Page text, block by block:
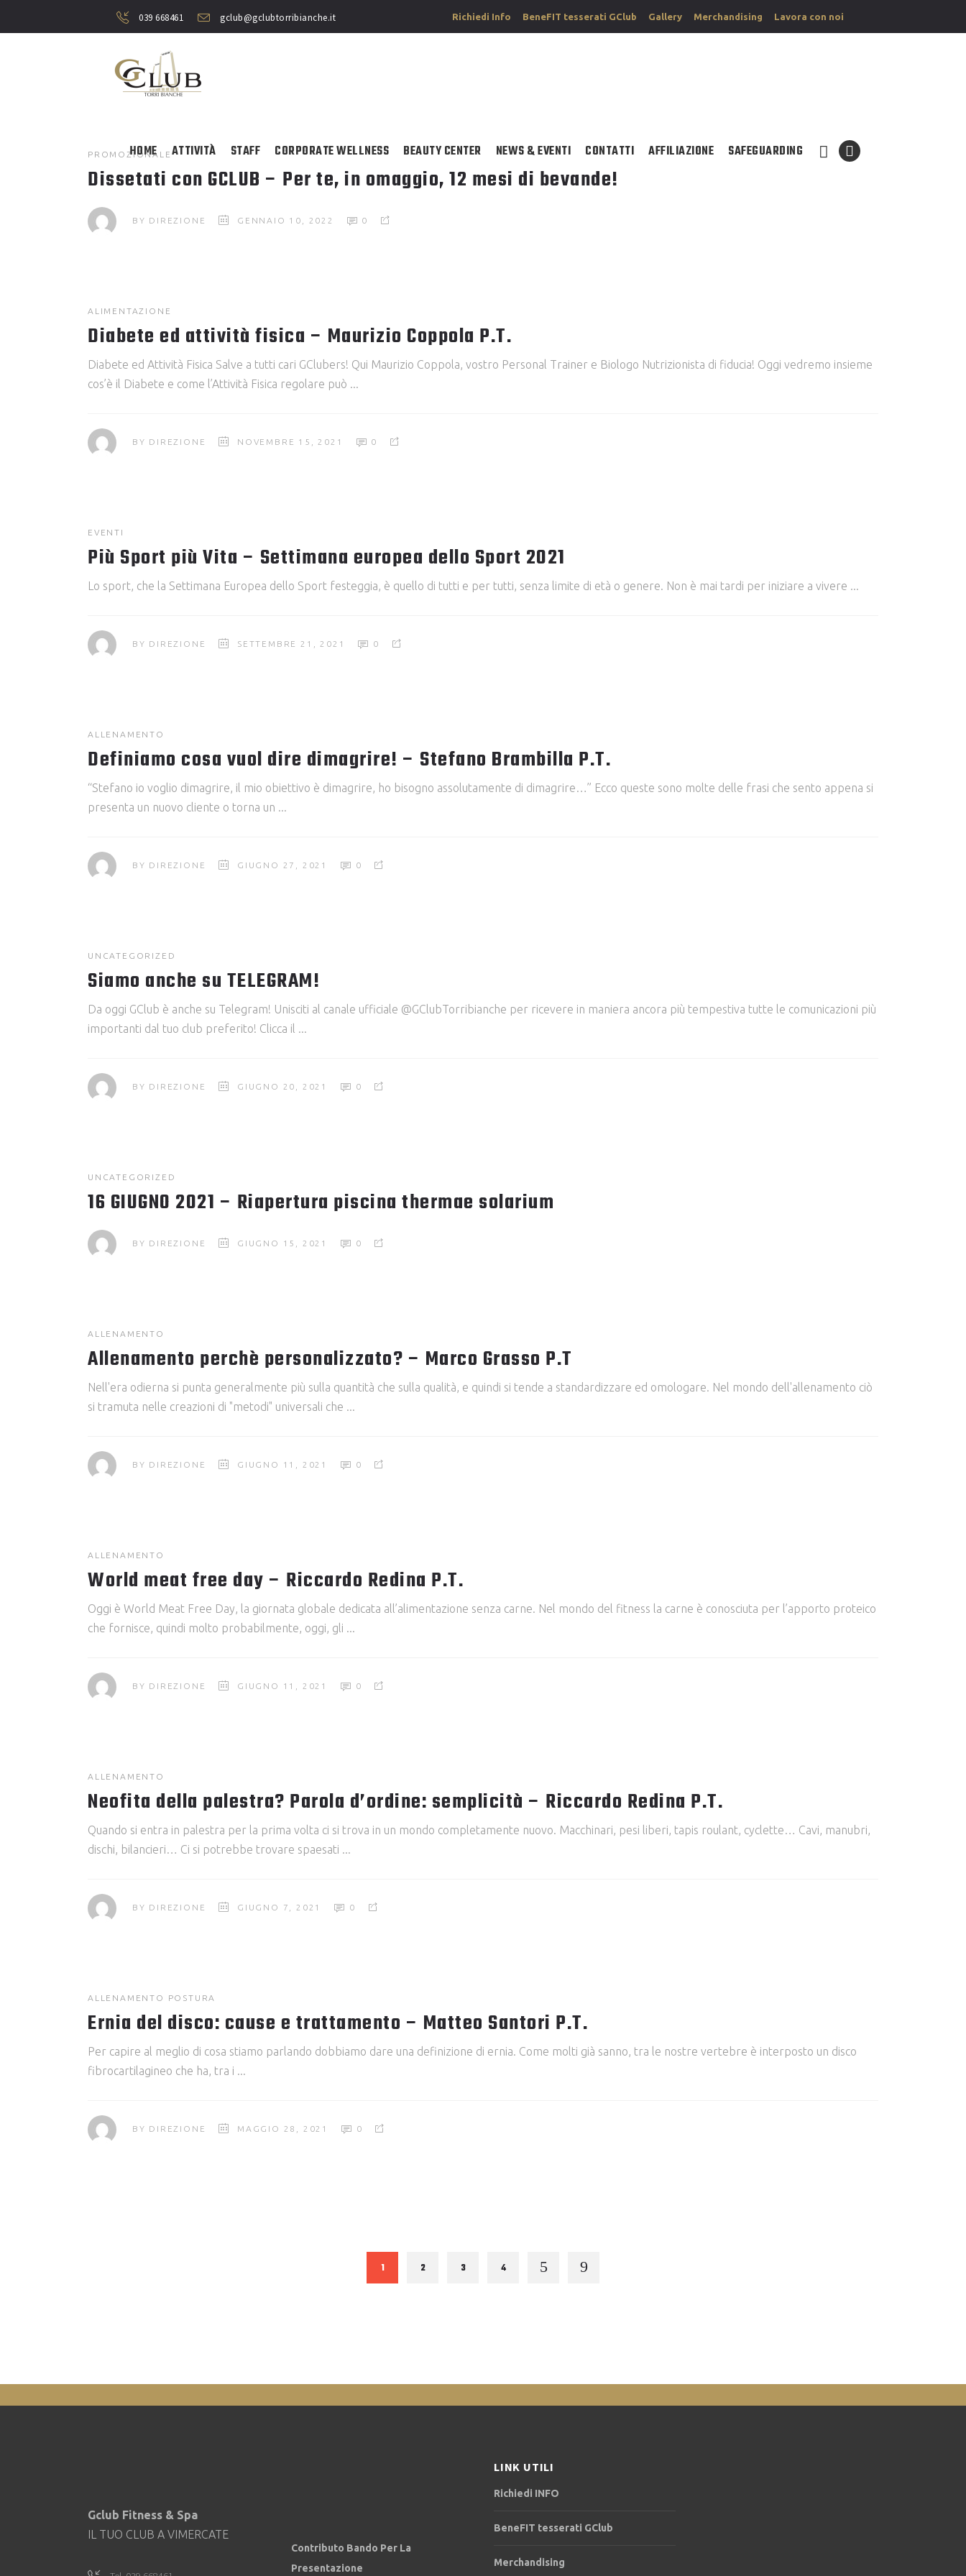
039 668461 gclub@gclubtorribianche.it Richiedi Info BeneFIT tesserati GClub Gallery Merchandising Lavora con noi
HOME ATTIVITÀ STAFF CORPORATE WELLNESS BEAUTY CENTER NEWS & EVENTI CONTATTI AFFILIAZIONE SAFEGUARDING
PROMOZIONALE
Dissetati con GCLUB – Per te, in omaggio, 12 mesi di bevande!
BY DIREZIONE GENNAIO 10, 2022 0
ALIMENTAZIONE
Diabete ed attività fisica – Maurizio Coppola P.T.
Diabete ed Attività Fisica Salve a tutti cari GClubers! Qui Maurizio Coppola, vostro Personal Trainer e Biologo Nutrizionista di fiducia! Oggi vedremo insieme
cos’è il Diabete e come l’Attività Fisica regolare può
BY DIREZIONE NOVEMBRE 15, 2021 0
EVENTI
Più Sport più Vita – Settimana europea dello Sport 2021
Lo sport, che la Settimana Europea dello Sport festeggia, è quello di tutti e per tutti, senza limite di età o genere. Non è mai tardi per iniziare a vivere
BY DIREZIONE SETTEMBRE 21, 2021 0
ALLENAMENTO
Definiamo cosa vuol dire dimagrire! – Stefano Brambilla P.T.
“Stefano io voglio dimagrire, il mio obiettivo è dimagrire, ho bisogno assolutamente di dimagrire…” Ecco queste sono molte delle frasi che sento appena si
presenta un nuovo cliente o torna un
BY DIREZIONE GIUGNO 27, 2021 0
UNCATEGORIZED
Siamo anche su TELEGRAM!
Da oggi GClub è anche su Telegram! Unisciti al canale ufficiale @GClubTorribianche per ricevere in maniera ancora più tempestiva tutte le comunicazioni più
importanti dal tuo club preferito! Clicca il
BY DIREZIONE GIUGNO 20, 2021 0
UNCATEGORIZED
16 GIUGNO 2021 – Riapertura piscina thermae solarium
BY DIREZIONE GIUGNO 15, 2021 0
ALLENAMENTO
Allenamento perchè personalizzato? – Marco Grasso P.T
Nell'era odierna si punta generalmente più sulla quantità che sulla qualità, e quindi si tende a standardizzare ed omologare. Nel mondo dell'allenamento ciò
si tramuta nelle creazioni di "metodi" universali che
BY DIREZIONE GIUGNO 11, 2021 0
ALLENAMENTO
World meat free day – Riccardo Redina P.T.
Oggi è World Meat Free Day, la giornata globale dedicata all’alimentazione senza carne. Nel mondo del fitness la carne è conosciuta per l’apporto proteico
che fornisce, quindi molto probabilmente, oggi, gli
BY DIREZIONE GIUGNO 11, 2021 0
ALLENAMENTO
Neofita della palestra? Parola d’ordine: semplicità – Riccardo Redina P.T.
Quando si entra in palestra per la prima volta ci si trova in un mondo completamente nuovo. Macchinari, pesi liberi, tapis roulant, cyclette… Cavi, manubri,
dischi, bilancieri… Ci si potrebbe trovare spaesati
BY DIREZIONE GIUGNO 7, 2021 0
ALLENAMENTO POSTURA
Ernia del disco: cause e trattamento – Matteo Santori P.T.
Per capire al meglio di cosa stiamo parlando dobbiamo dare una definizione di ernia. Come molti già sanno, tra le nostre vertebre è interposto un disco
fibrocartilagineo che ha, tra i
BY DIREZIONE MAGGIO 28, 2021 0
1 2 3 4
Gclub Fitness & Spa
IL TUO CLUB A VIMERCATE
Contributo Bando Per La
Presentazione
LINK UTILI
Richiedi INFO
BeneFIT tesserati GClub
Merchandising